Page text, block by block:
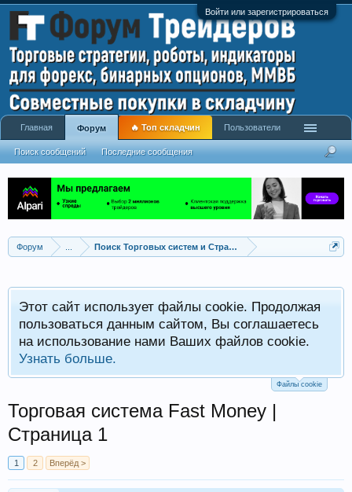
Войти или зарегистрироваться
Форум Поиск Торговых систем и Стратегий
Этот сайт использует файлы cookie. Продолжая
пользоваться данным сайтом, Вы соглашаетесь
на использование нами Ваших файлов cookie.
Узнать больше.
Файлы cookie
Торговая система Fast Money |
Страница 1
1 2 Вперёд >
Главная Форум
Поиск сообщений Последние сообщения
🔥 Топ складчин Пользователи